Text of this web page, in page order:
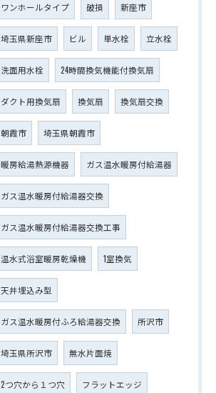
ワンホールタイプ 破損 新座市
埼玉県新座市 ビル 単水栓 立水栓
洗面用水栓 24時間換気機能付換気扇
ダクト用換気扇 換気扇 換気扇交換
朝霞市 埼玉県朝霞市
暖房給湯熱源機器 ガス温水暖房付給湯器
ガス温水暖房付給湯器交換
ガス温水暖房付給湯器交換工事
温水式浴室暖房乾燥機 1室換気
天井埋込み型
ガス温水暖房付ふろ給湯器交換 所沢市
埼玉県所沢市 無水片面焼
2つ穴から１つ穴 フラットエッジ